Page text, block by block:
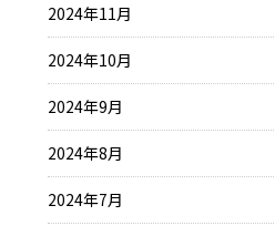
2024年11月
2024年10月
2024年9月
2024年8月
2024年7月